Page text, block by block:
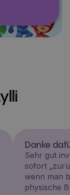
Danke
Sehr gut
sofort
wenn man
physische